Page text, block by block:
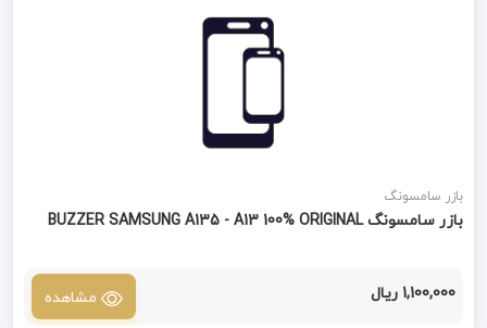
بازر سامسونگ
بازر سامسونگ BUZZER SAMSUNG A135 - A13 100% ORIGINAL
1,100,000 ریال مشاهده